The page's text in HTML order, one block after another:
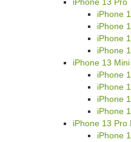
iPhone 13 Pro
iPhone
iPhone
iPhone
iPhone
iPhone 13 Mini
iPhone
iPhone
iPhone
iPhone
iPhone 13 Pro
iPhone